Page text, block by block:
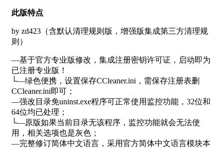
此版特点
by zd423（含默认清理规则版，增强版集成第三方清理规
则）
—基于官方专业版修改，集成注册密钥许可证，启动即为
已注册专业版！
└—绿色便携，设置保存CCleaner.ini，需保存注册表删
CCleaner.ini即可；
—强改目录免uninst.exe程序可正常使用监控功能，32位和
64位均已处理；
└—原版如果当前目录无该程序，监控功能就会无法使
用，相关选项也是灰色；
—完整修订简体中文语言，采用官方简体中文语言模块本